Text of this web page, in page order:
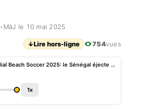
• MàJ le 10 mai 2025
↓Lire hors-ligne 754vues
Mondial Beach Soccer 2025: le Sénégal éjecte l’Italie et file en demi-finale
1x